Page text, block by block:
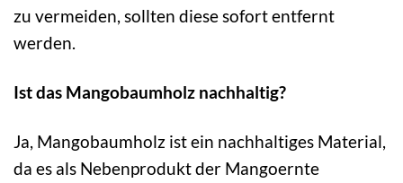
zu vermeiden, sollten diese sofort entfernt
werden.
Ist das Mangobaumholz nachhaltig?
Ja, Mangobaumholz ist ein nachhaltiges Material,
da es als Nebenprodukt der Mangoernte